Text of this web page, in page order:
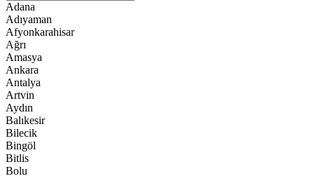
Adana
Adıyaman
Afyonkarahisar
Ağrı
Amasya
Ankara
Antalya
Artvin
Aydın
Balıkesir
Bilecik
Bingöl
Bitlis
Bolu